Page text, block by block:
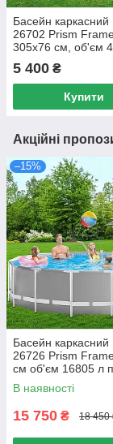
Басейн каркасний
26702 Prism
305х76 см, об'єм
фільтр-насос
5 400 ₴
Купити
Акційні
–15%
Басейн каркасний
26726 Prism
см об'єм 16805 л
комплектація
В наявності
15 750 ₴ 18 450